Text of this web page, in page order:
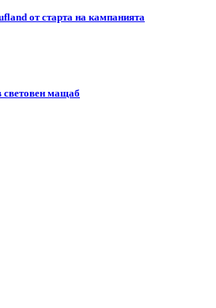
от старта на кампанията
световен мащаб